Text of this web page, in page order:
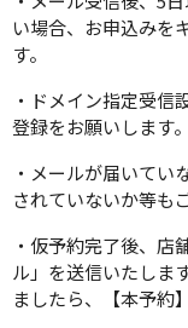
い場合、お申込みを
す。
・ドメイン指定受
登録をお願いします。
・メールが届いてい
されていないか等も
・仮予約完了後、店
ル」を送信いたしま
ましたら、【本予約